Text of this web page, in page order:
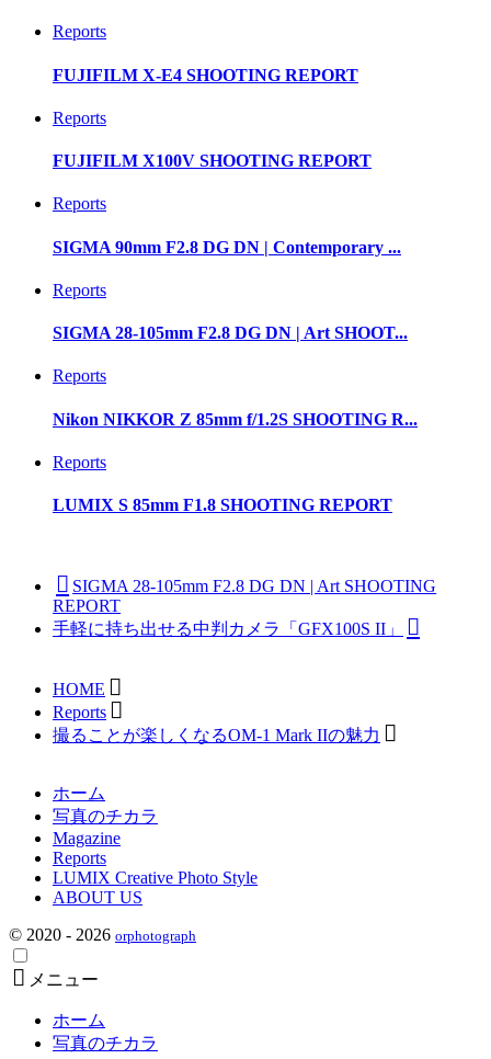
Reports
FUJIFILM X-E4 SHOOTING REPORT
Reports
FUJIFILM X100V SHOOTING REPORT
Reports
SIGMA 90mm F2.8 DG DN | Contemporary ...
Reports
SIGMA 28-105mm F2.8 DG DN | Art SHOOT...
Reports
Nikon NIKKOR Z 85mm f/1.2S SHOOTING R...
Reports
LUMIX S 85mm F1.8 SHOOTING REPORT
SIGMA 28-105mm F2.8 DG DN | Art SHOOTING
REPORT
手軽に持ち出せる中判カメラ「GFX100S II」
HOME
Reports
撮ることが楽しくなるOM-1 Mark IIの魅力
ホーム
写真のチカラ
Magazine
Reports
LUMIX Creative Photo Style
ABOUT US
© 2020 - 2026 orphotograph
メニュー
ホーム
写真のチカラ